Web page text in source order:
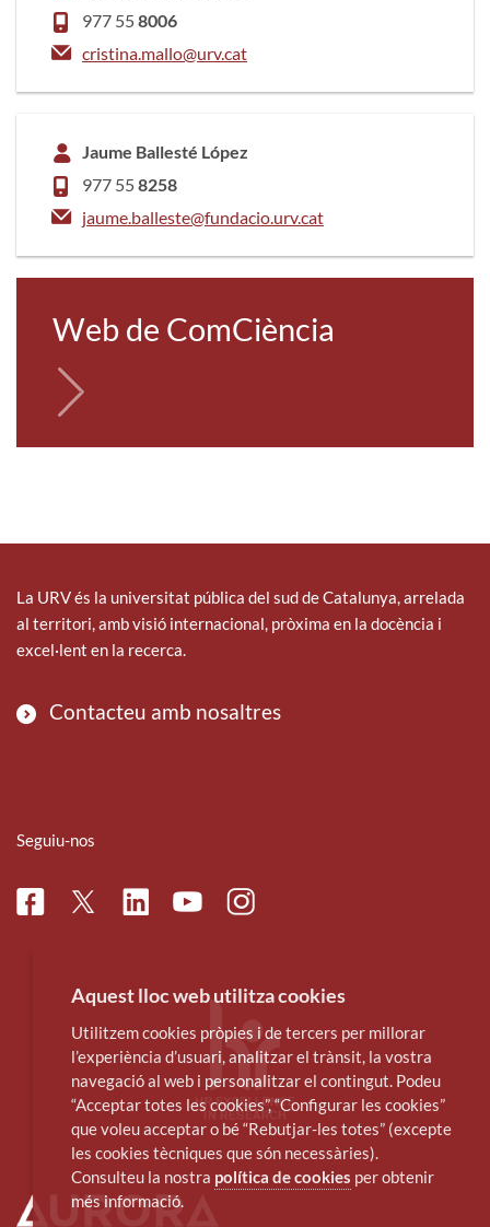
977 558006
cristina.mallo@urv.cat
Jaume Ballesté López
977 558258
jaume.balleste@fundacio.urv.cat
Web de ComCiència
La URV és la universitat pública del sud de Catalunya, arrelada
al territori, amb visió internacional, pròxima en la docència i
excel·lent en la recerca.
Contacteu amb nosaltres
Seguiu-nos
FacebookTwitterLinkedinYoutubeInstagram
Aquest lloc web utilitza cookies
Utilitzem cookies pròpies i de tercers per millorar
l’experiència d’usuari, analitzar el trànsit, la vostra
navegació al web i personalitzar el contingut. Podeu
“Acceptar totes les cookies”, “Configurar les cookies”
que voleu acceptar o bé “Rebutjar-les totes” (excepte
les cookies tècniques que són necessàries).
Consulteu la nostra política de cookies per obtenir
més informació.